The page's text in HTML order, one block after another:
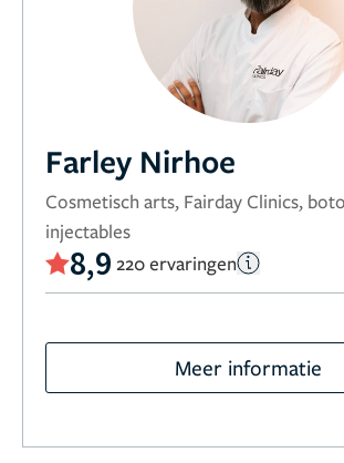
Farley Nirhoe
Cosmetisch arts, Fairday Clinics,
injectables
8,9 220 ervaringen
Meer informatie